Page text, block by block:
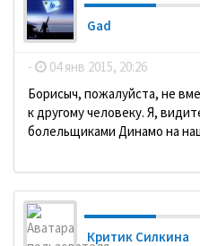
Gad
- 04 янв 2015, 20:26
Борисыч, пожалуйста, не
к другому человеку. Я,
болельщиками Динамо на
Критик Силкина